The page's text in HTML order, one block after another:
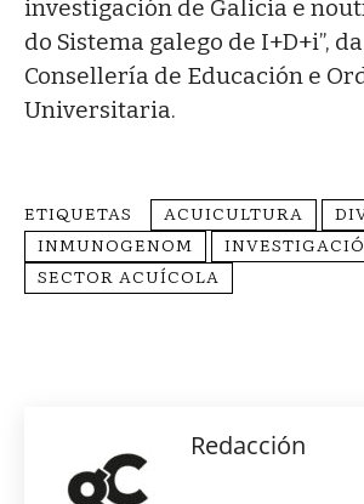
investigación de Galicia e
do Sistema galego de I+D+i”, da
Consellería de Educación e
Universitaria.
ETIQUETAS ACUICULTURA
INMUNOGENOM
SECTOR ACUÍCOLA
Redacción